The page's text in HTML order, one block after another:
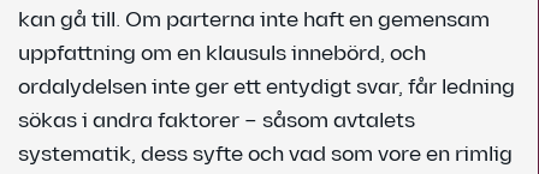
kan gå till. Om parterna inte haft en gemensam
uppfattning om en klausuls innebörd, och
ordalydelsen inte ger ett entydigt svar, får ledning
sökas i andra faktorer – såsom avtalets
systematik, dess syfte och vad som vore en rimlig